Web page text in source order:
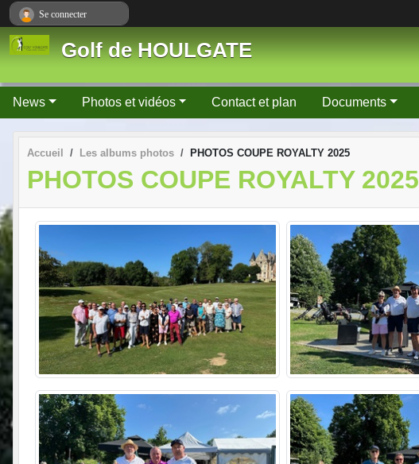
Golf de HOULGATE
News Photos et vidéos Contact et plan Documents
Accueil Les albums photos PHOTOS COUPE ROYALTY 2025
PHOTOS COUPE ROYALTY 2025
Se connecter
Panneau de gestion des cookies